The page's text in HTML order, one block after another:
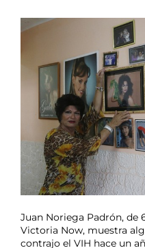
Juan Noriega Padrón, de
Victoria Now, muestra
contrajo el VIH hace un